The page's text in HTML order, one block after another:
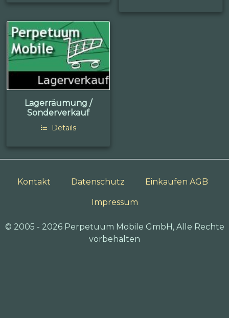
Lagerräumung /
Sonderverkauf
Details
Kontakt Datenschutz Einkaufen AGB
Impressum
© 2005 - 2026 Perpetuum Mobile GmbH, Alle Rechte
vorbehalten